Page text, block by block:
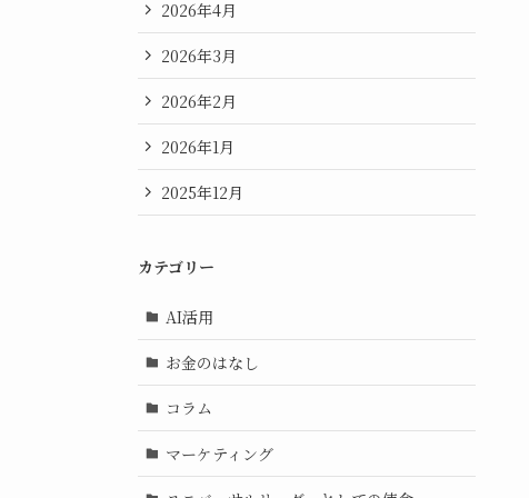
2026年4月
2026年3月
2026年2月
2026年1月
2025年12月
カテゴリー
AI活用
お金のはなし
コラム
マーケティング